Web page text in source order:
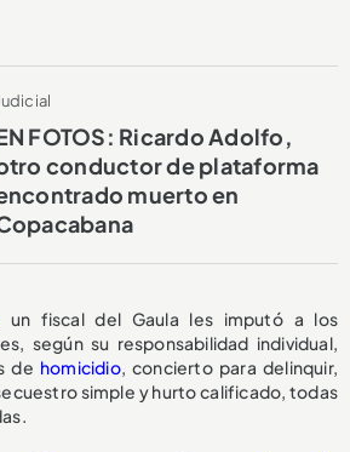
FOTOS: Ricardo Adolfo,
conductor de plataforma
muerto en
un fiscal del Gaula les imputó a los
según su responsabilidad individual,
de homicidio, concierto para delinquir,
simple y hurto calificado, todas